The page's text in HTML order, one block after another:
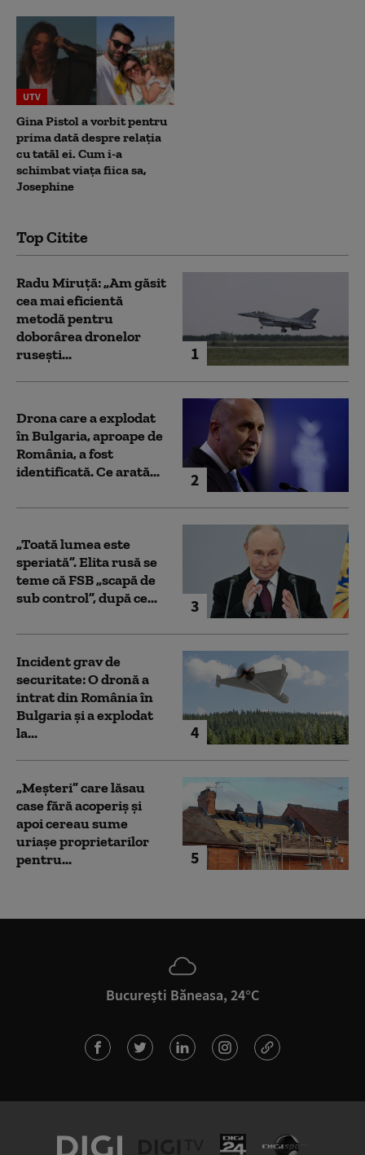
UTV
Gina Pistol a vorbit pentru
prima dată despre relația
cu tatăl ei. Cum i-a
schimbat viața fiica sa,
Josephine
Top Citite
1
Radu Miruță: „Am găsit
cea mai eficientă
metodă pentru
doborârea dronelor
rusești...
2
Drona care a explodat
în Bulgaria, aproape de
România, a fost
identificată. Ce arată...
3
„Toată lumea este
speriată”. Elita rusă se
teme că FSB „scapă de
sub control”, după ce...
4
Incident grav de
securitate: O dronă a
intrat din România în
Bulgaria şi a explodat
la...
5
„Meșteri” care lăsau
case fără acoperiș și
apoi cereau sume
uriașe proprietarilor
pentru...
București Băneasa, 24°C